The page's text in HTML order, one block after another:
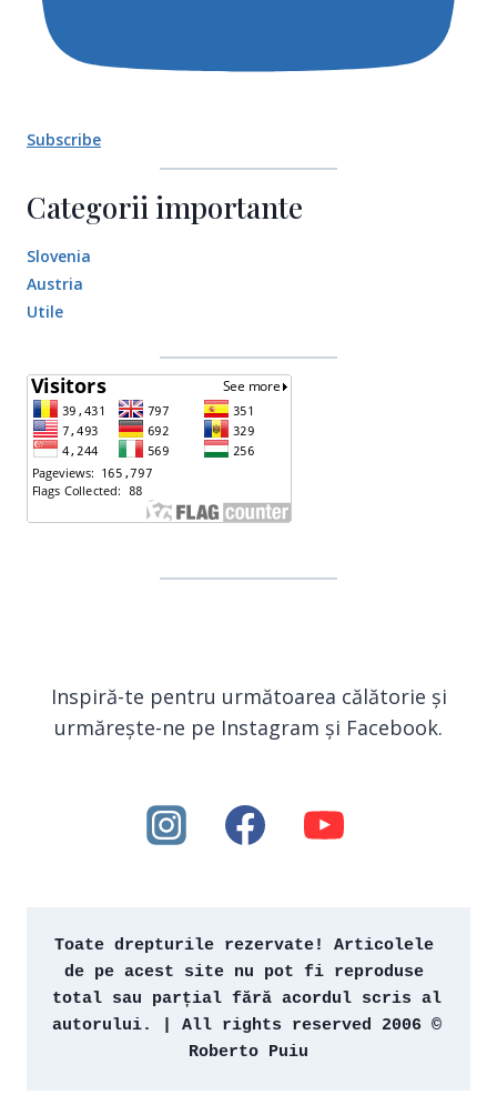
Subscribe
Categorii importante
Slovenia
Austria
Utile
Inspiră-te pentru următoarea călătorie și
urmărește-ne pe Instagram și Facebook.
Toate drepturile rezervate! Articolele
de pe acest site nu pot fi reproduse
total sau parțial fără acordul scris al
autorului. | All rights reserved 2006 ©
Roberto Puiu